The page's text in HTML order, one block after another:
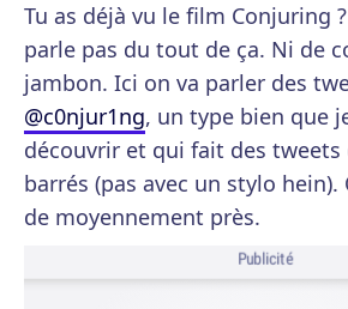
Tu as déjà vu le film Conjuring
parle pas du tout de ça. Ni de
jambon. Ici on va parler des
@c0njur1ng, un type bien que
découvrir et qui fait des
barrés (pas avec un stylo hein).
de moyennement près.
Publicité